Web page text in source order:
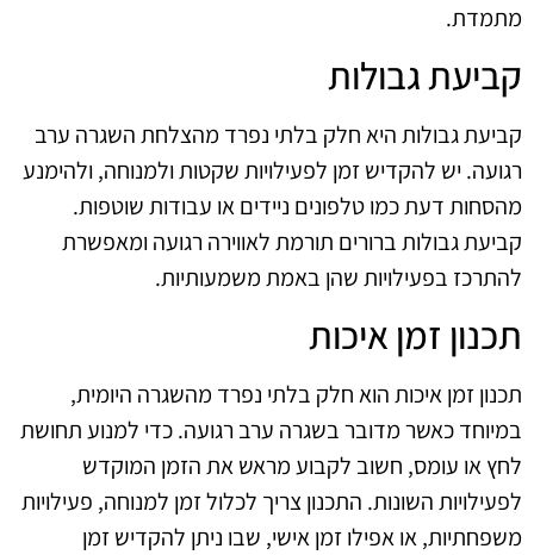
מתמדת.
קביעת גבולות
קביעת גבולות היא חלק בלתי נפרד מהצלחת השגרה ערב
רגועה. יש להקדיש זמן לפעילויות שקטות ולמנוחה, ולהימנע
מהסחות דעת כמו טלפונים ניידים או עבודות שוטפות.
קביעת גבולות ברורים תורמת לאווירה רגועה ומאפשרת
להתרכז בפעילויות שהן באמת משמעותיות.
תכנון זמן איכות
תכנון זמן איכות הוא חלק בלתי נפרד מהשגרה היומית,
במיוחד כאשר מדובר בשגרה ערב רגועה. כדי למנוע תחושת
לחץ או עומס, חשוב לקבוע מראש את הזמן המוקדש
לפעילויות השונות. התכנון צריך לכלול זמן למנוחה, פעילויות
משפחתיות, או אפילו זמן אישי, שבו ניתן להקדיש זמן